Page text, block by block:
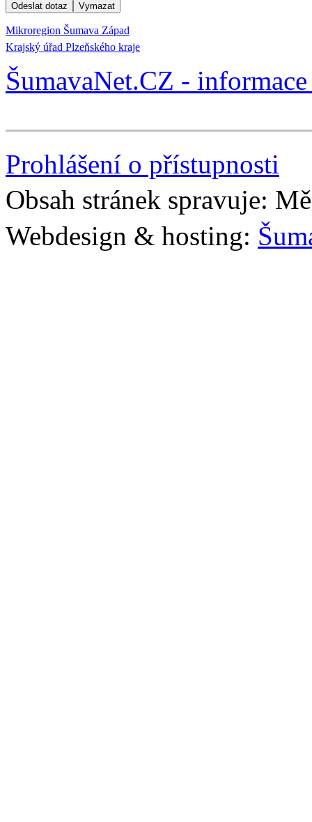
Mikroregion Šumava Západ
Krajský úřad Plzeňského kraje
ŠumavaNet.CZ -
Prohlášení o přístupnosti
Obsah stránek spravuje:
Webdesign & hosting: